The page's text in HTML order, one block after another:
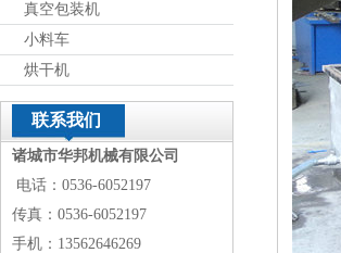
真空包装机
小料车
烘干机
联系我们
诸城市华邦机械有限公司
电话：0536-6052197
传真：0536-6052197
手机：13562646269